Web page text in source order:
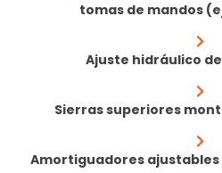
tomas de mandos
Ajuste hidráulico
Sierras superiores
Amortiguadores ajustables